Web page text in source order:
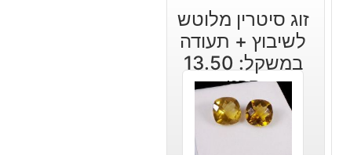
זוג סיטרין מלוטש
לשיבוץ + תעודה
במשקל: 13.50
קרט